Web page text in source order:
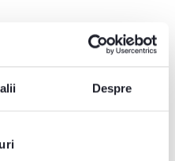
Despre
stejar artisan/caşmir, COLOS 60
789 lei